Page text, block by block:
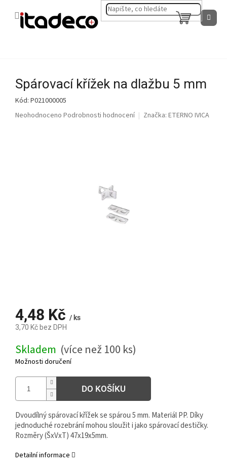
NÁKUPNÍ
KOŠÍK
Spárovací křížek na dlažbu 5 mm
Kód: P021000005
Průměrné
Neohodnoceno Podrobnosti hodnocení Značka: ETERNO IVICA
4,48 Kč / ks
3,70 Kč bez DPH
cena:
Skladem (více než 100 ks)
Možnosti doručení
DO KOŠÍKU
Dvoudílný spárovací křížek se spárou 5 mm. Materiál PP. Díky
jednoduché rozebrání mohou sloužit i jako spárovací destičky.
Rozměry (ŠxVxT) 47x19x5mm.
Detailní informace